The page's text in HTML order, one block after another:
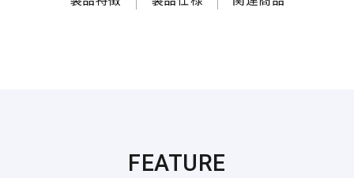
FEATURE